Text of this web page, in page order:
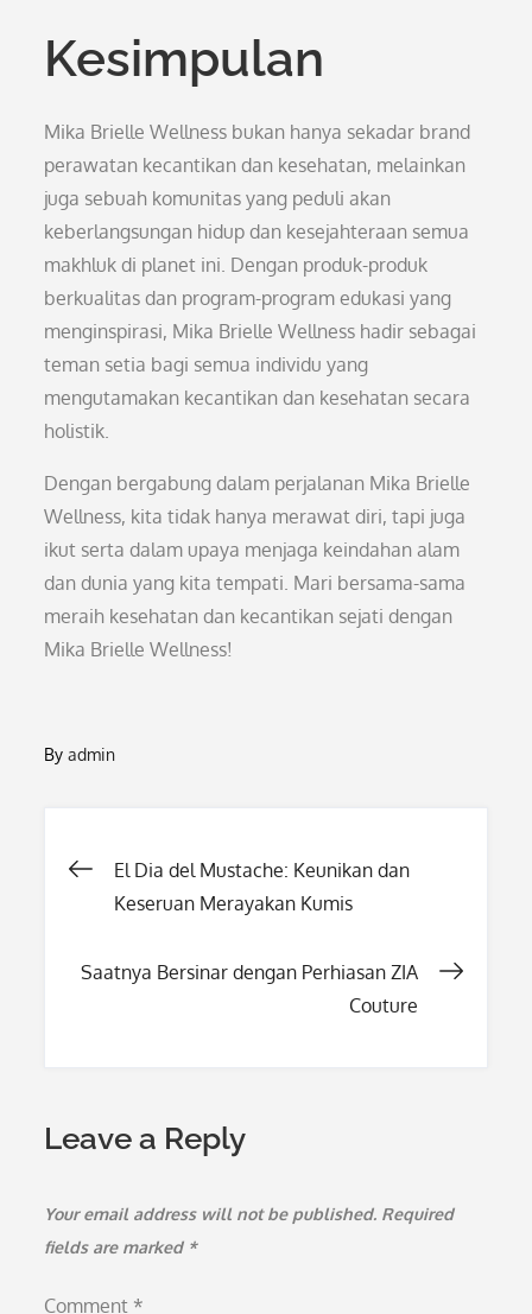
Kesimpulan
Mika Brielle Wellness bukan hanya sekadar brand
perawatan kecantikan dan kesehatan, melainkan
juga sebuah komunitas yang peduli akan
keberlangsungan hidup dan kesejahteraan semua
makhluk di planet ini. Dengan produk-produk
berkualitas dan program-program edukasi yang
menginspirasi, Mika Brielle Wellness hadir sebagai
teman setia bagi semua individu yang
mengutamakan kecantikan dan kesehatan secara
holistik.
Dengan bergabung dalam perjalanan Mika Brielle
Wellness, kita tidak hanya merawat diri, tapi juga
ikut serta dalam upaya menjaga keindahan alam
dan dunia yang kita tempati. Mari bersama-sama
meraih kesehatan dan kecantikan sejati dengan
Mika Brielle Wellness!
Byadmin
Post
El Dia del Mustache: Keunikan dan
Keseruan Merayakan Kumis
Saatnya Bersinar dengan Perhiasan ZIA
Couture
Leave a Reply
Your email address will not be published. Required
fields are marked *
Comment *